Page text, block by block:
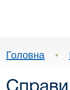
Головна •